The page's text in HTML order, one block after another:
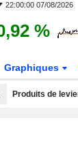
22:00:00 07/08/2026
%
Graphiques
Produits de